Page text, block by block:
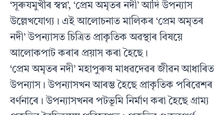
‘সূৰুযমুখীৰ স্বপ্ন’, ‘প্ৰেম অমৃতৰ নদী’ আদি উপন্যাস
উল্লেখযোগ্য। এই আলোচনাত মালিকৰ ‘প্ৰেম অমৃতৰ
নদী’ উপন্যাসত চিত্ৰিত প্ৰাকৃতিক অৱস্থাৰ বিষয়ে
আলোকপাট কৰাৰ প্ৰয়াস কৰা হৈছে।
‘প্ৰেম অমৃতৰ নদী’ মহাপুৰুষ মাধৱদেৱৰ জীৱন আধাৰিত
উপন্যাস। উপন্যাসখন আৰম্ভ হৈছে প্ৰাকৃতিক পৰিৱেশৰ
বৰ্ণনাৰে। উপন্যাসখনৰ পটভূমি নিৰ্মাণ কৰা হৈছে গ্ৰাম্য